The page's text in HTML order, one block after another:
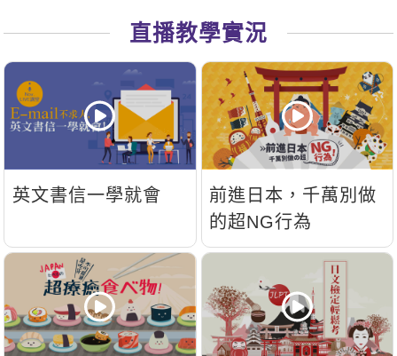
TED Talks
CNN聽力強化
新聞英文
直播教學實況
英文書信一學就會
前進日本，千萬別做
的超NG行為